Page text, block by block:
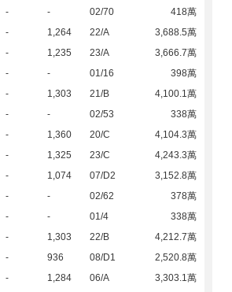
- - 02/70
418萬
- 1,264 22/A
3,688.5萬
- 1,235 23/A
3,666.7萬
- - 01/16
398萬
- 1,303 21/B
4,100.1萬
- - 02/53
338萬
- 1,360 20/C
4,104.3萬
- 1,325 23/C
4,243.3萬
- 1,074 07/D2
3,152.8萬
- - 02/62
378萬
- - 01/4
338萬
- 1,303 22/B
4,212.7萬
- 936 08/D1
2,520.8萬
- 1,284 06/A
3,303.1萬